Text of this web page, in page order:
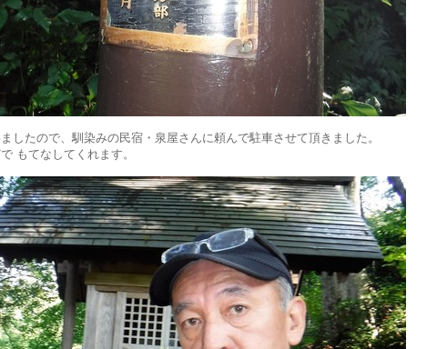
したので、馴染みの民宿・泉屋さんに頼んで駐車させて頂きました。
もてなしてくれます。